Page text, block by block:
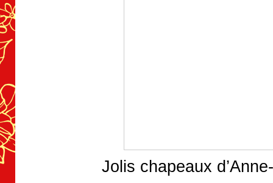
Jolis chapeaux